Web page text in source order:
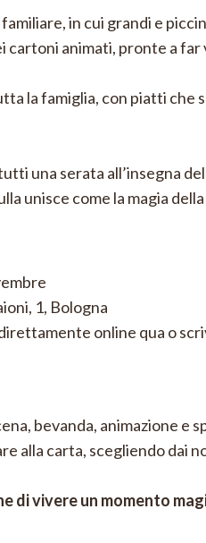
in cui grandi e
cartoni animati, pronte a
la famiglia, con piatti che
una serata all’insegna
unisce come la magia
1, Bologna
online qua o
bevanda, animazione e
alla carta, scegliendo dai
di vivere un momento